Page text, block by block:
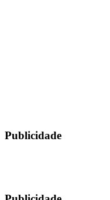
Publicidade